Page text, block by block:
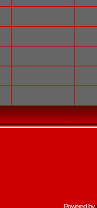
Powered by